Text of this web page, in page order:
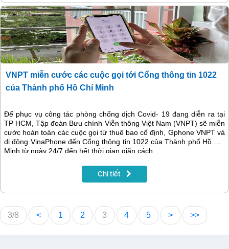
VNPT miễn cước các cuộc gọi tới Cổng thông tin 1022
của Thành phố Hồ Chí Minh
Để phục vụ công tác phòng chống dịch Covid- 19 đang diễn ra tại
TP HCM, Tập đoàn Bưu chính Viễn thông Việt Nam (VNPT) sẽ miễn
cước hoàn toàn các cuộc gọi từ thuê bao cố định, Gphone VNPT và
di động VinaPhone đến Cổng thông tin 1022 của Thành phố Hồ Chí
Minh từ ngày 24/7 đến hết thời gian giãn cách.
Chi tiết
3/8 < 1 2 3 4 5 > >>